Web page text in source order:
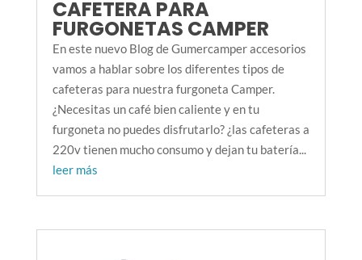
CAFETERA PARA
FURGONETAS CAMPER
En este nuevo Blog de Gumercamper accesorios
vamos a hablar sobre los diferentes tipos de
cafeteras para nuestra furgoneta Camper.
¿Necesitas un café bien caliente y en tu
furgoneta no puedes disfrutarlo? ¿las cafeteras a
220v tienen mucho consumo y dejan tu batería...
leer más